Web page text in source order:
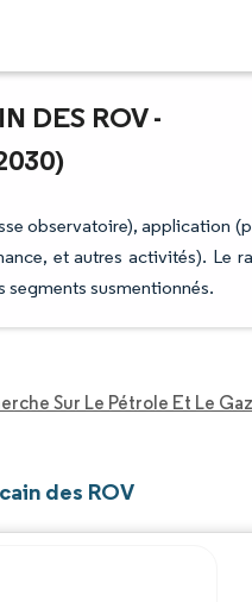
DES ROV -
observatoire), application
et autres activités). Le
segments susmentionnés.
Sur Le Pétrole Et Le Gaz
des ROV